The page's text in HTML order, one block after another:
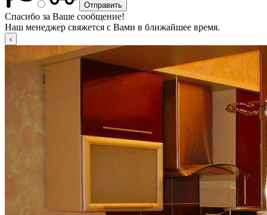
Спасибо за Ваше сообщение!
Наш менеджер свяжется с Вами в ближайшее время.